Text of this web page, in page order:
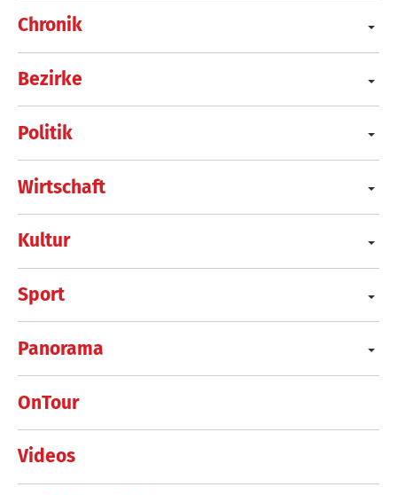
Chronik
Bezirke
Politik
Wirtschaft
Kultur
Sport
Panorama
OnTour
Videos